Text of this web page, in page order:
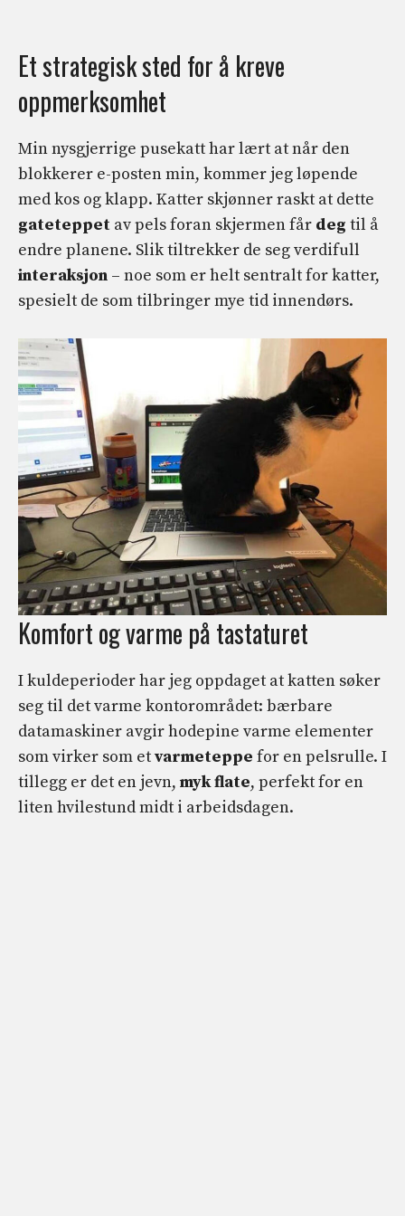
Et strategisk sted for å kreve
oppmerksomhet
Min nysgjerrige pusekatt har lært at når den
blokkerer e-posten min, kommer jeg løpende
med kos og klapp. Katter skjønner raskt at dette
gateteppet av pels foran skjermen får deg til å
endre planene. Slik tiltrekker de seg verdifull
interaksjon – noe som er helt sentralt for katter,
spesielt de som tilbringer mye tid innendørs.
Komfort og varme på tastaturet
I kuldeperioder har jeg oppdaget at katten søker
seg til det varme kontorområdet: bærbare
datamaskiner avgir hodepine varme elementer
som virker som etvarmeteppe for en pelsrulle. I
tillegg er det en jevn, myk flate, perfekt for en
liten hvilestund midt i arbeidsdagen.